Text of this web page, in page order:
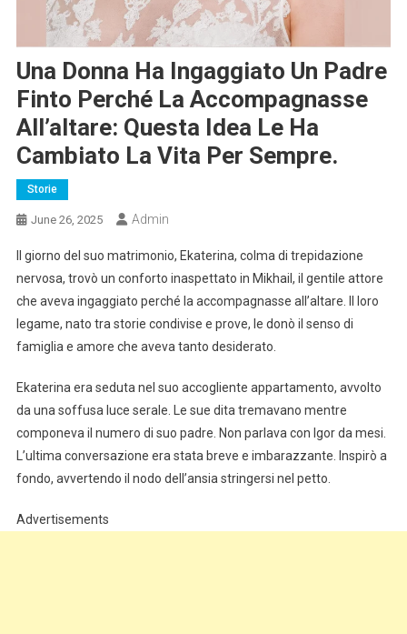
Una Donna Ha Ingaggiato Un Padre
Finto Perché La Accompagnasse
All’altare: Questa Idea Le Ha
Cambiato La Vita Per Sempre.
Storie
June 26, 2025 Admin
Il giorno del suo matrimonio, Ekaterina, colma di trepidazione
nervosa, trovò un conforto inaspettato in Mikhail, il gentile attore
che aveva ingaggiato perché la accompagnasse all’altare. Il loro
legame, nato tra storie condivise e prove, le donò il senso di
famiglia e amore che aveva tanto desiderato.
Ekaterina era seduta nel suo accogliente appartamento, avvolto
da una soffusa luce serale. Le sue dita tremavano mentre
componeva il numero di suo padre. Non parlava con Igor da mesi.
L’ultima conversazione era stata breve e imbarazzante. Inspirò a
fondo, avvertendo il nodo dell’ansia stringersi nel petto.
Advertisements